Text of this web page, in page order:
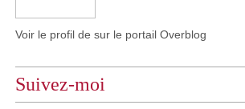
Voir le profil de sur le portail Overblog
Suivez-moi